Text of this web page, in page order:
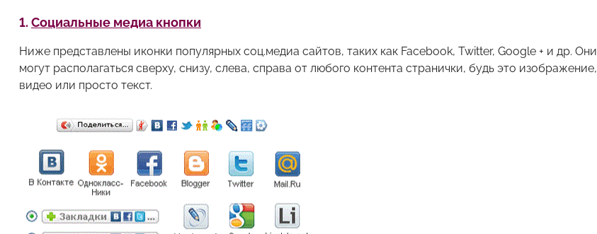
1. Социальные медиа кнопки
Ниже представлены иконки популярных соц.медиа сайтов, таких как Facebook, Twitter, Google + и др. Они
могут располагаться сверху, снизу, слева, справа от любого контента странички, будь это изображение,
видео или просто текст.